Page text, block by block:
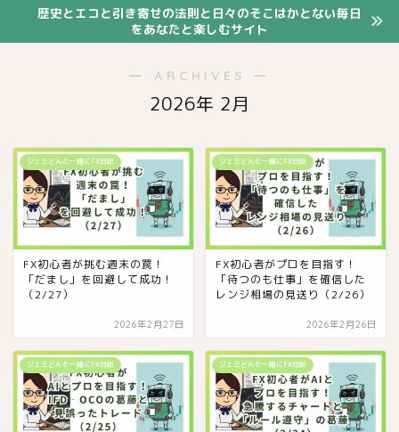
歴史とエコと引き寄せの法則と日々のそこはかとない毎日
をあなたと楽しむサイト
― ARCHIVES ―
2026年 2月
ジェミどんと一緒にFX日記
FX初心者が挑む週末の罠！
「だまし」を回避して成功！
（2/27）
2026年2月27日
ジェミどんと一緒にFX日記
FX初心者がプロを目指す！
「待つのも仕事」を確信した
レンジ相場の見送り（2/26）
2026年2月26日
ジェミどんと一緒にFX日記 ジェミどんと一緒にFX日記